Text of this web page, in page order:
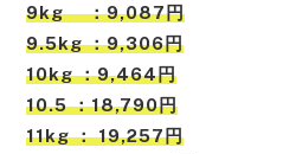
9kg ：9,087円
9.5kg ：9,306円
10kg ：9,464円
10.5 ：18,790円
11kg ： 19,257円